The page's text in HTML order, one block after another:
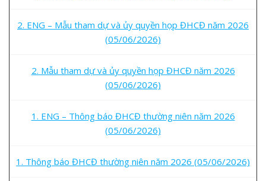
2. ENG – Mẫu tham dự và ủy quyền họp ĐHCĐ năm 2026
(05/06/2026)
2. Mẫu tham dự và ủy quyền họp ĐHCĐ năm 2026
(05/06/2026)
1. ENG – Thông báo ĐHCĐ thường niên năm 2026
(05/06/2026)
1. Thông báo ĐHCĐ thường niên năm 2026 (05/06/2026)